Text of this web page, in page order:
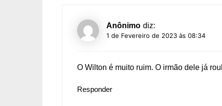
Anônimo diz:
1 de Fevereiro de 2023 às 08:34
O Wilton é muito ruim. O irmão dele já
Responder